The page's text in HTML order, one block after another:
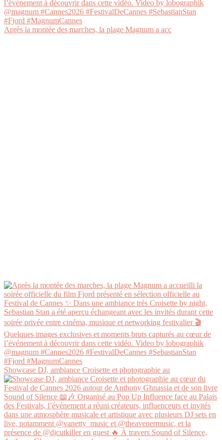
Après la montée des marches, la plage Magnum a acc
Showcase DJ, ambiance Croisette et photographie au